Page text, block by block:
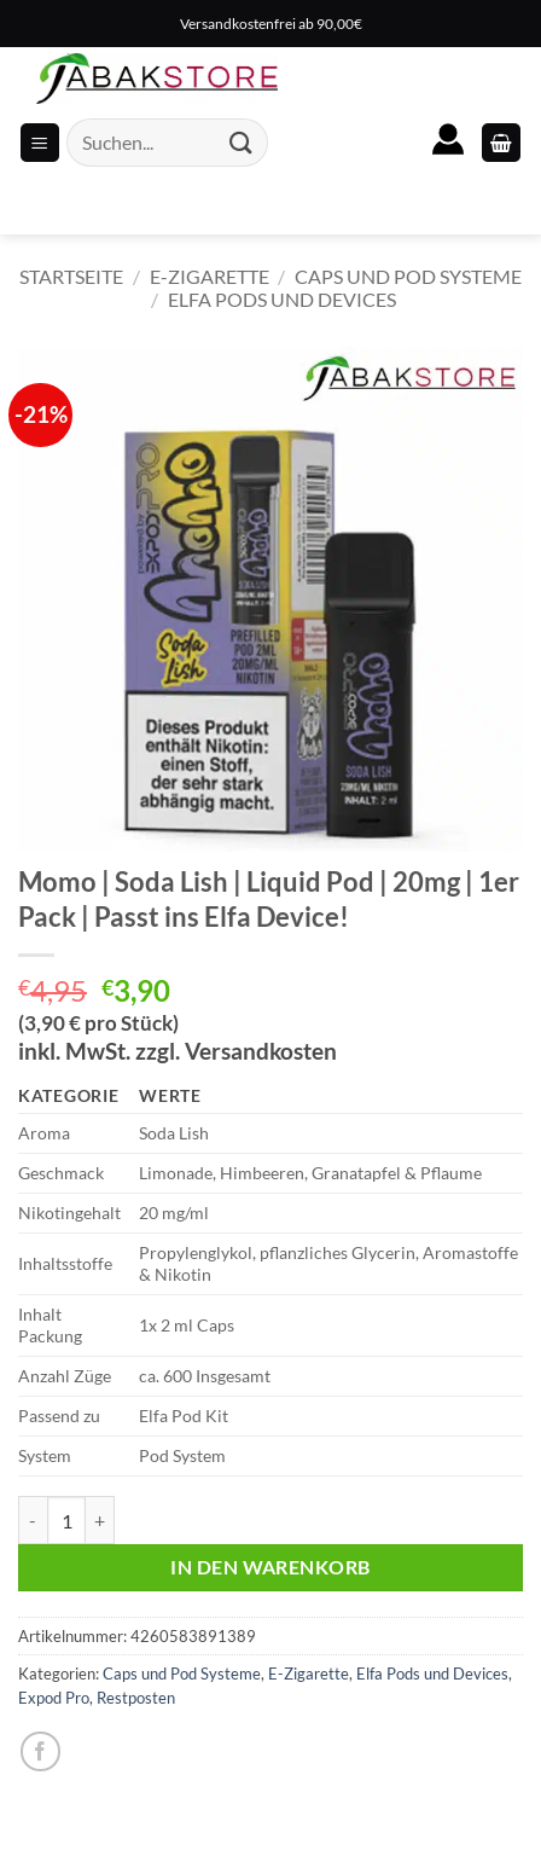
Inhalt
springen
Versandkostenfrei ab 90,00€
Suche
nach:
STARTSEITE / E-ZIGARETTE / CAPS UND POD SYSTEME
/ ELFA PODS UND DEVICES
-21%
Momo | Soda Lish | Liquid Pod | 20mg | 1er
Pack | Passt ins Elfa Device!
€4,95 Ursprünglicher
Preis
war:
€3,90Aktueller
Preis
ist:
(3,90 € pro Stück)
inkl. MwSt. zzgl. Versandkosten
KATEGORIE
WERTE
Aroma
Soda Lish
Geschmack
Limonade, Himbeeren, Granatapfel & Pflaume
Nikotingehalt
20 mg/ml
Inhaltsstoffe
Propylenglykol, pflanzliches Glycerin, Aromastoffe
& Nikotin
Inhalt
Packung
1x 2 ml Caps
Anzahl Züge
ca. 600 Insgesamt
Passend zu
Elfa Pod Kit
System
Pod System
IN DEN WARENKORB
Artikelnummer:4260583891389
Kategorien:Caps und Pod Systeme, E-Zigarette, Elfa Pods und Devices,
Expod Pro, Restposten